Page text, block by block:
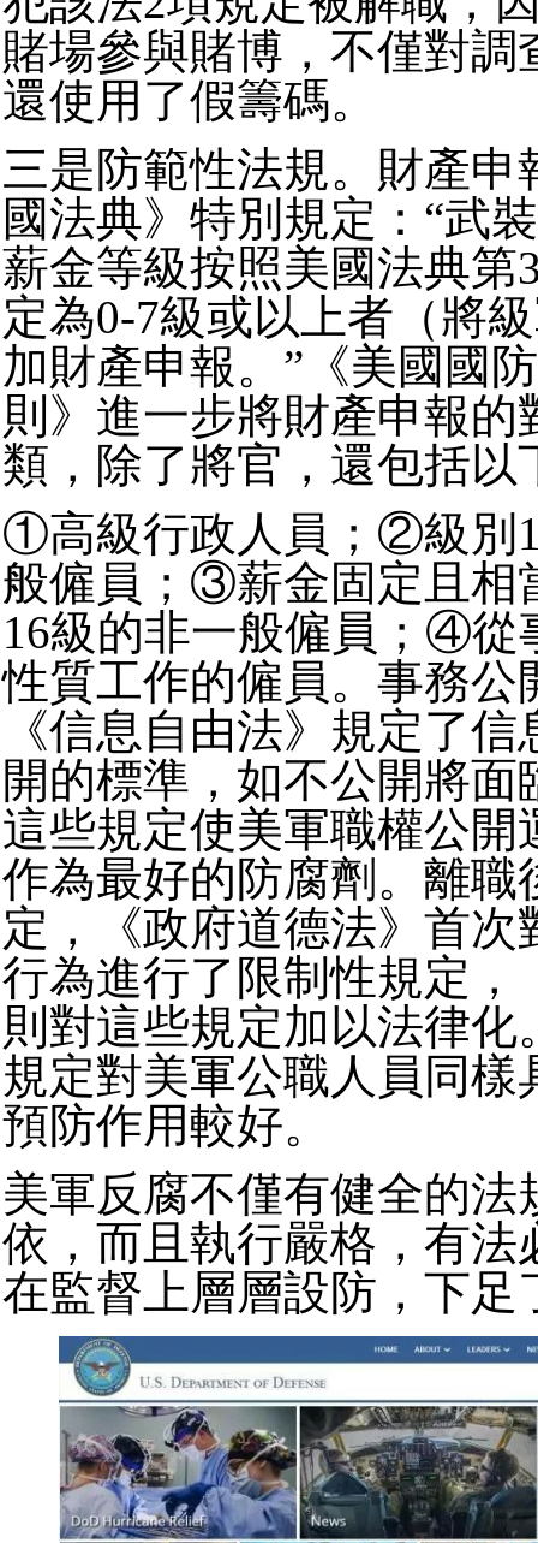
賭場參與賭博，不僅對調
還使用了假籌碼。
三是防範性法規。財產申
國法典》特別規定：“武
薪金等級按照美國法典第
定為0-7級或以上者（將
加財產申報。”《美國國
則》進一步將財產申報的
類，除了將官，還包括以
①高級行政人員；②級別
般僱員；③薪金固定且相
16級的非一般僱員；④從
性質工作的僱員。事務公
《信息自由法》規定了
開的標準，如不公開將面
這些規定使美軍職權公開
作為最好的防腐劑。離職
定，《政府道德法》首次
行為進行了限制性規定，
則對這些規定加以法律化
規定對美軍公職人員同樣
預防作用較好。
美軍反腐不僅有健全的法
依，而且執行嚴格，有法
在監督上層層設防，下足